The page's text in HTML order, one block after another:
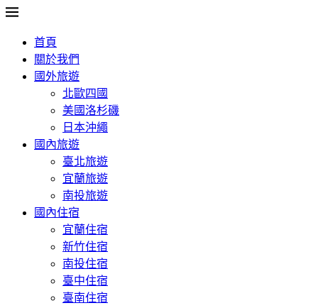
首頁
關於我們
國外旅遊
北歐四國
美國洛杉磯
日本沖繩
國內旅遊
臺北旅遊
宜蘭旅遊
南投旅遊
國內住宿
宜蘭住宿
新竹住宿
南投住宿
臺中住宿
臺南住宿